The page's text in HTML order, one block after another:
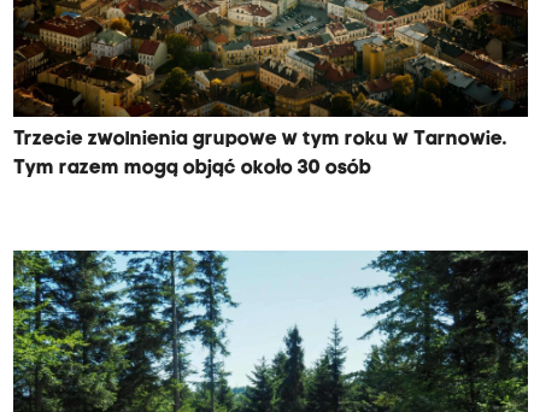
Trzecie zwolnienia grupowe w tym roku w Tarnowie.
Tym razem mogą objąć około 30 osób